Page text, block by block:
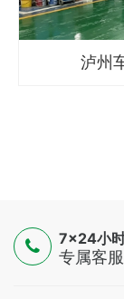
泸州
7×24小
服务
专属客